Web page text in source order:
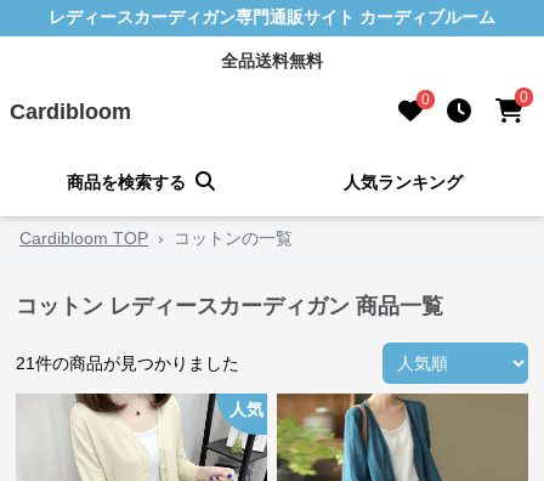
レディースカーディガン専門通販サイト カーディブルーム
全品送料無料
Cardibloom 0 0
商品を検索する 人気ランキング
Cardibloom TOP › コットンの一覧
コットン レディースカーディガン 商品一覧
21件の商品が見つかりました
人気